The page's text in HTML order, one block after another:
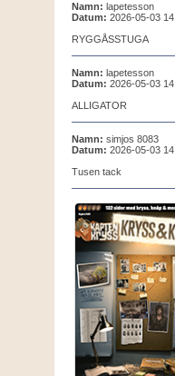
Namn: lapetesson
Datum: 2026-05-03
RYGGÅSSTUGA
Namn: lapetesson
Datum: 2026-05-03
ALLIGATOR
Namn: simjos 8083
Datum: 2026-05-03
Tusen tack